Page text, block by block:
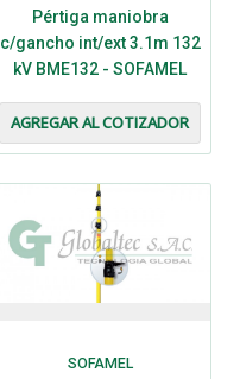
Pértiga maniobra
c/gancho int/ext 3.1m 132
kV BME132 - SOFAMEL
AGREGAR AL COTIZADOR
SOFAMEL